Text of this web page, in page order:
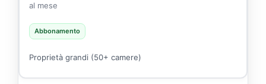
al mese
Abbonamento
Proprietà grandi (50+ camere)